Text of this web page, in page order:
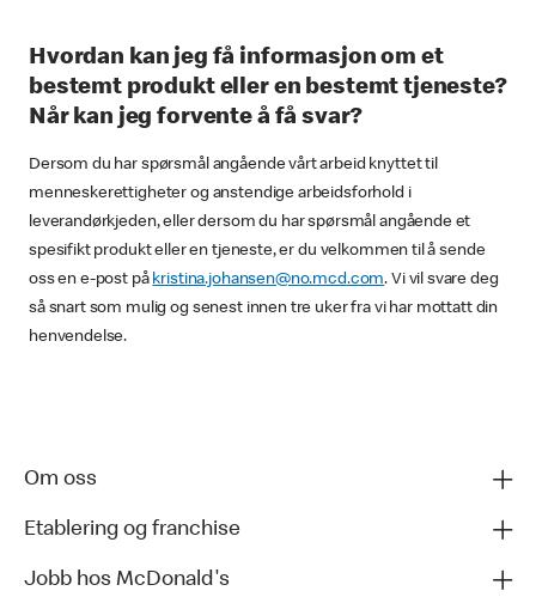
Hvordan kan jeg få informasjon om et
bestemt produkt eller en bestemt tjeneste?
Når kan jeg forvente å få svar?
Dersom du har spørsmål angående vårt arbeid knyttet til
menneskerettigheter og anstendige arbeidsforhold i
leverandørkjeden, eller dersom du har spørsmål angående et
spesifikt produkt eller en tjeneste, er du velkommen til å sende
oss en e-post på kristina.johansen@no.mcd.com. Vi vil svare deg
så snart som mulig og senest innen tre uker fra vi har mottatt din
henvendelse.
Om oss
Etablering og franchise
Jobb hos McDonald's